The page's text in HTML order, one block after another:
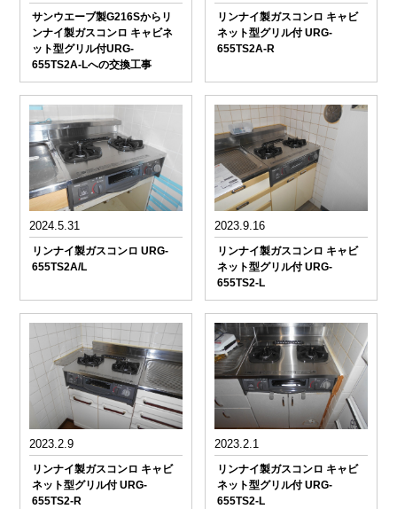
サンウエーブ製G216Sからリ
ンナイ製ガスコンロ キャビネ
ット型グリル付URG-
655TS2A-Lへの交換工事
リンナイ製ガスコンロ キャビ
ネット型グリル付 URG-
655TS2A-R
2024.5.31
リンナイ製ガスコンロ URG-
655TS2A/L
2023.9.16
リンナイ製ガスコンロ キャビ
ネット型グリル付 URG-
655TS2-L
2023.2.9
リンナイ製ガスコンロ キャビ
ネット型グリル付 URG-
655TS2-R
2023.2.1
リンナイ製ガスコンロ キャビ
ネット型グリル付 URG-
655TS2-L